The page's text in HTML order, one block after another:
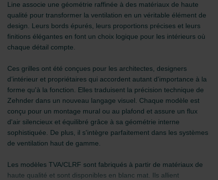
Line associe une géométrie raffinée à des matériaux de haute
qualité pour transformer la ventilation en un véritable élément de
design. Leurs bords épurés, leurs proportions précises et leurs
finitions élégantes en font un choix logique pour les intérieurs où
chaque détail compte.
Ces grilles ont été conçues pour les architectes, designers
d’intérieur et propriétaires qui accordent autant d'importance à la
forme qu'à la fonction. Elles traduisent la précision technique de
Zehnder dans un nouveau langage visuel. Chaque modèle est
conçu pour un montage mural ou au plafond et assure un flux
d'air silencieux et équilibré grâce à sa géométrie interne
sophistiquée. De plus, il s'intègre parfaitement dans les systèmes
de ventilation haut de gamme.
Les modèles TVA/CLRF sont fabriqués à partir de matériaux de
haute qualité et sont disponibles en blanc mat. Ils allient